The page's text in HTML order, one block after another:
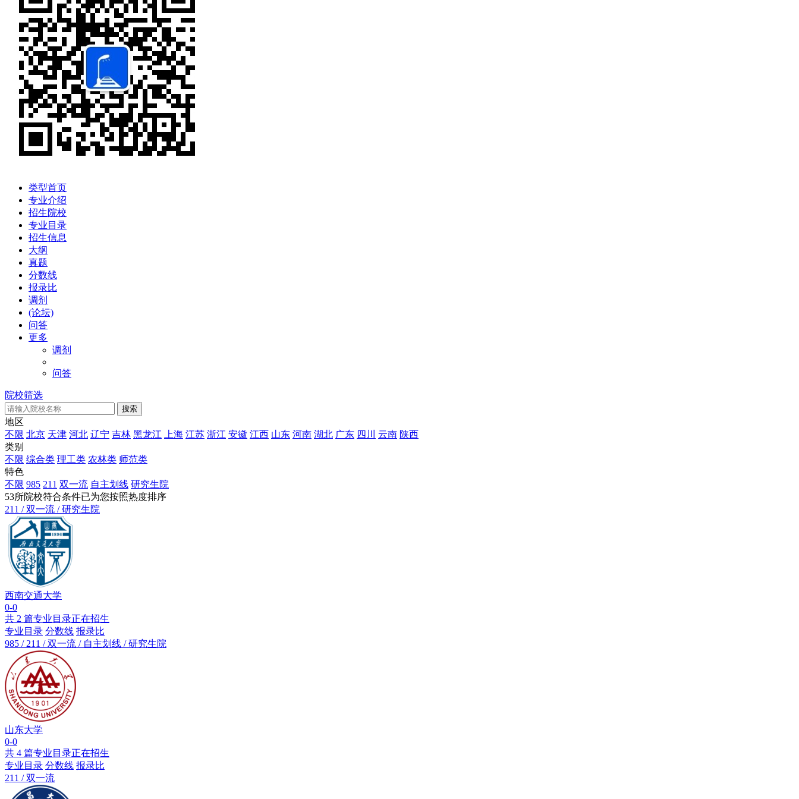
类型首页
专业介绍
招生院校
专业目录
招生信息
大纲
真题
分数线
报录比
调剂
(论坛)
问答
更多
调剂
问答
院校筛选
地区
不限 北京 天津 河北 辽宁 吉林 黑龙江 上海 江苏 浙江 安徽 江西 山东 河南 湖北 广东 四川 云南 陕西
类别
不限 综合类 理工类 农林类 师范类
特色
不限 985 211 双一流 自主划线 研究生院
53所院校符合条件已为您按照热度排序
211 / 双一流 / 研究生院
西南交通大学
0-0
共 2 篇专业目录正在招生
专业目录 分数线 报录比
985 / 211 / 双一流 / 自主划线 / 研究生院
山东大学
0-0
共 4 篇专业目录正在招生
专业目录 分数线 报录比
211 / 双一流